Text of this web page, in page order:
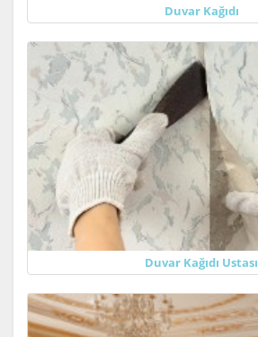
Duvar Kağıdı
Duvar Kağıdı Ustası